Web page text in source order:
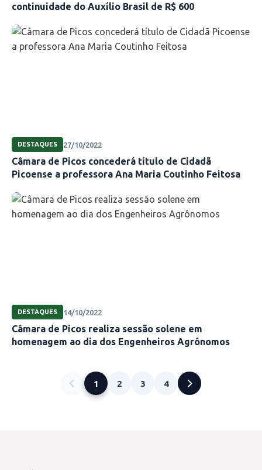
continuidade do Auxílio Brasil de R$ 600
DESTAQUES 27/10/2022
Câmara de Picos concederá título de Cidadã
Picoense a professora Ana Maria Coutinho Feitosa
DESTAQUES 14/10/2022
Câmara de Picos realiza sessão solene em
homenagem ao dia dos Engenheiros Agrônomos
1 2 3 4